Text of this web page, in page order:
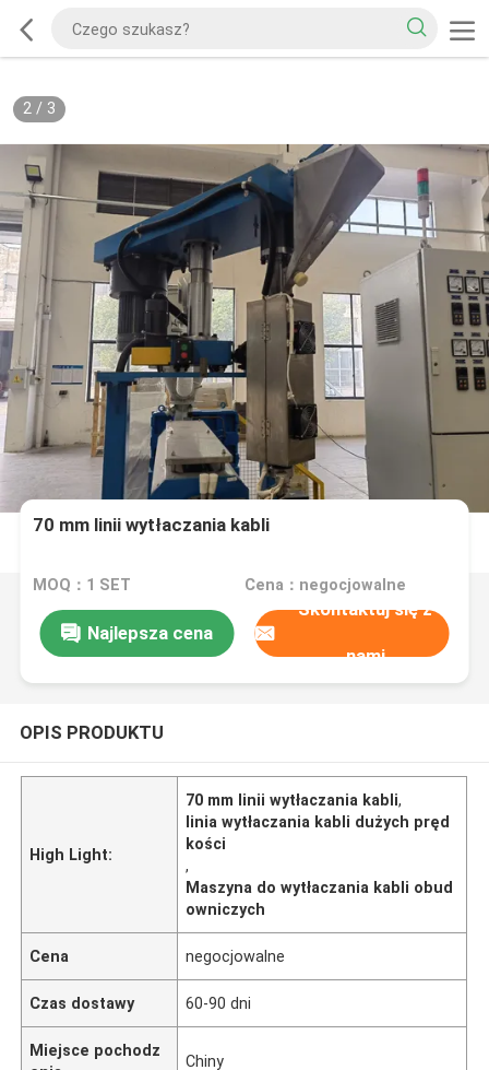
2/ 3
70 mm linii wytłaczania kabli
MOQ：1 SET Cena：negocjowalne
Najlepsza cena
Skontaktuj się z
nami
OPIS PRODUKTU
High Light:
70 mm linii wytłaczania kabli,
linia wytłaczania kabli dużych pręd
kości
,
Maszyna do wytłaczania kabli obud
owniczych
Cena negocjowalne
Czas dostawy 60-90 dni
Miejsce pochodz
Chiny